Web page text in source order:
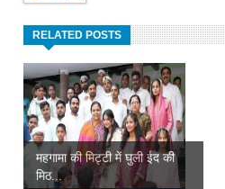
RELATED POSTS
महगामा की मिट्टी में घुली ईद की
मिठ...